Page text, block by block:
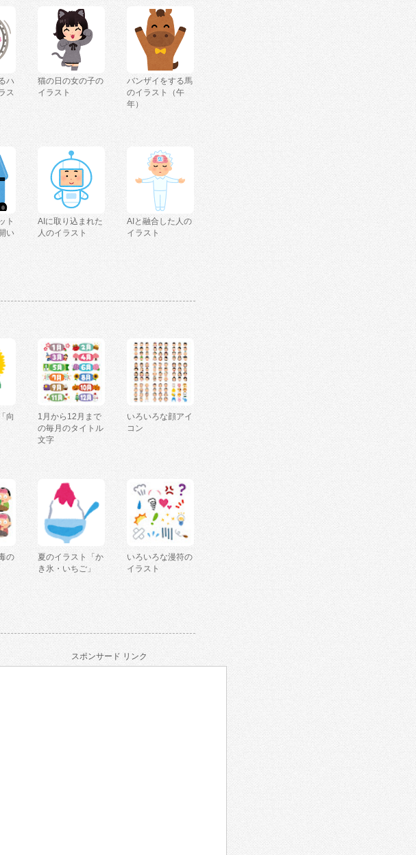
ハ
ス
猫の日の女の子の
イラスト
バンザイをする馬
のイラスト（午
年）
ト
い
AIに取り込まれた
人のイラスト
AIと融合した人の
イラスト
向
1月から12月まで
の毎月のタイトル
文字
いろいろな顔アイ
コン
の
夏のイラスト「か
き氷・いちご」
いろいろな漫符の
イラスト
スポンサード リンク